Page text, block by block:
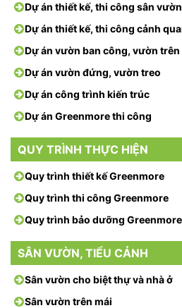
Dự án thiết kế, thi công sân vườn
Dự án thiết kế, thi công cảnh
Dự án vườn ban công, vườn trên
Dự án vườn đứng, vườn treo
Dự án công trình kiến trúc
Dự án Greenmore thi công
QUY TRÌNH THỰC HIỆN
Quy trình thiết kế Greenmore
Quy trình thi công Greenmore
Quy trình bảo dưỡng Greenmore
SÂN VƯỜN, TIỂU CẢNH
Sân vườn cho biệt thự và nhà ở
Sân vườn trên mái